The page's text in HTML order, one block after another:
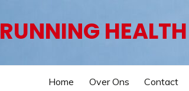
RUNNING
Home Over Ons Contact